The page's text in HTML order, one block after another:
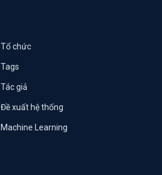
Tổ chức
Tags
Tác giả
Đề xuất hệ thống
Machine Learning